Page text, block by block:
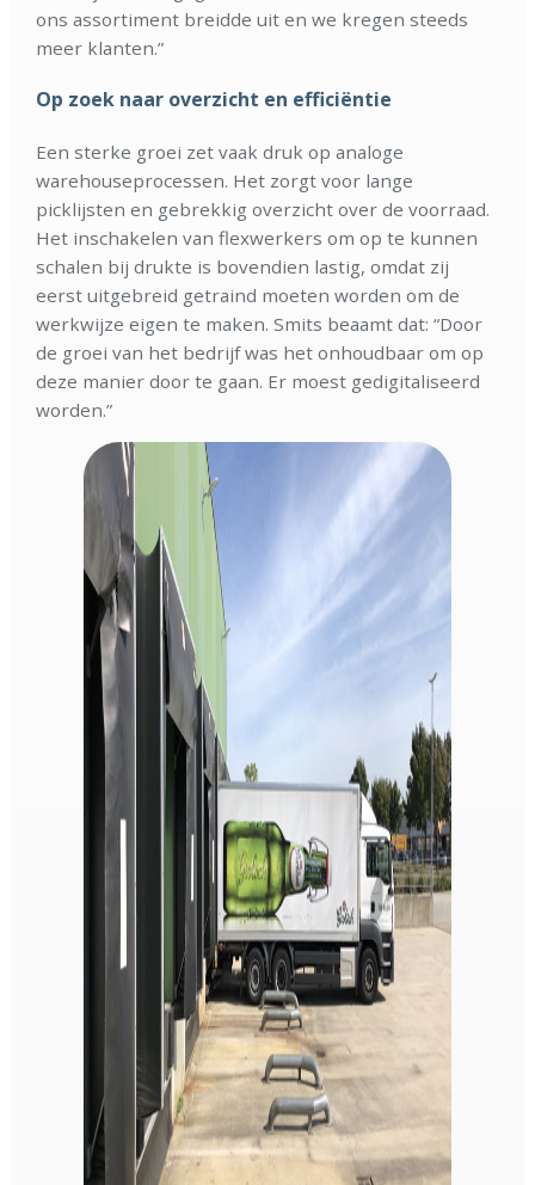
ons assortiment breidde uit en we kregen steeds
meer klanten.”
Op zoek naar overzicht en efficiëntie
Een sterke groei zet vaak druk op analoge
warehouseprocessen. Het zorgt voor lange
picklijsten en gebrekkig overzicht over de voorraad.
Het inschakelen van flexwerkers om op te kunnen
schalen bij drukte is bovendien lastig, omdat zij
eerst uitgebreid getraind moeten worden om de
werkwijze eigen te maken. Smits beaamt dat: “Door
de groei van het bedrijf was het onhoudbaar om op
deze manier door te gaan. Er moest gedigitaliseerd
worden.”